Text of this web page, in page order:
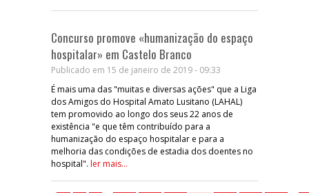
Concurso promove «humanização do espaço
hospitalar» em Castelo Branco
Publicado em 15 de janeiro de 2019 - 09:33
É mais uma das "muitas e diversas ações" que a Liga
dos Amigos do Hospital Amato Lusitano (LAHAL)
tem promovido ao longo dos seus 22 anos de
existência "e que têm contribuído para a
humanização do espaço hospitalar e para a
melhoria das condições de estadia dos doentes no
hospital". ler mais...